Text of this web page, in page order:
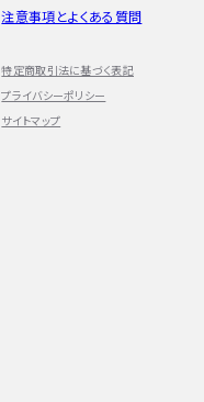
注意事項とよくある質問
特定商取引法に基づく表記
プライバシーポリシー
サイトマップ